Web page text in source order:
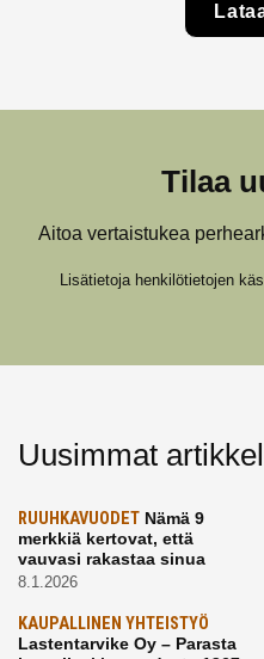
Tilaa
Aitoa vertaistukea
Lisätietoja henkilötietojen
Uusimmat
RUUHKAVUODET Nämä 9
merkkiä kertovat, että
vauvasi rakastaa sinua
8.1.2026
KAUPALLINEN YHTEISTYÖ
Lastentarvike Oy – Parasta